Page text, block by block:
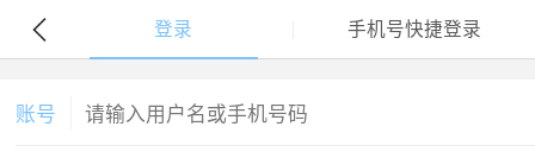
登录 手机号快捷登录
账号